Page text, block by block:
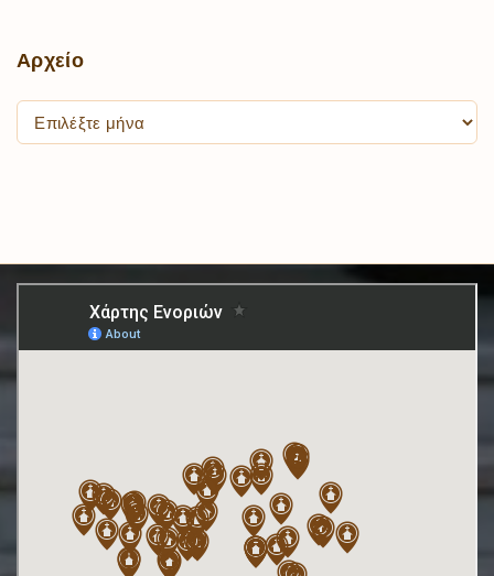
Αρχείο